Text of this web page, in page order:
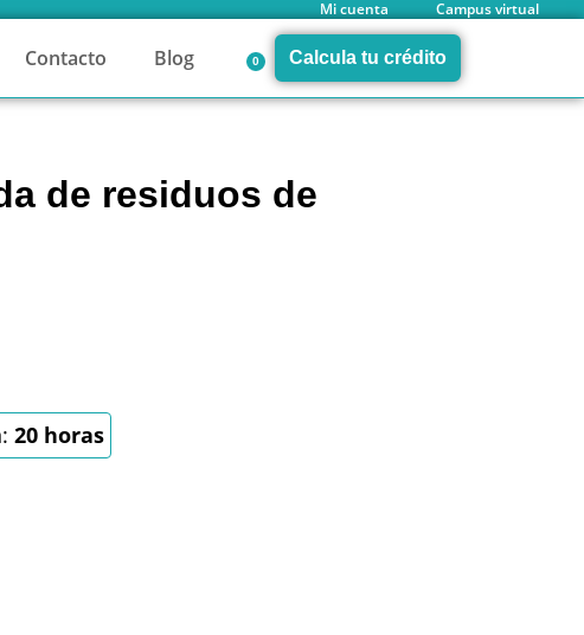
Mi cuenta Campus virtual
Contacto Blog 0 Calcula tu crédito
de residuos de
20 horas